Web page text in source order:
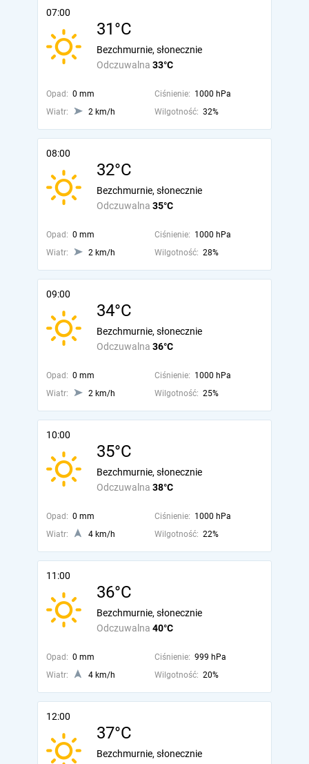
07:00
31°C
Odczuwalna 33°C
Bezchmurnie, słonecznie
Opad: 0 mm Ciśnienie: 1000 hPa
Wiatr:
2 km/h Wilgotność: 32%
08:00
32°C
Odczuwalna 35°C
Bezchmurnie, słonecznie
Opad: 0 mm Ciśnienie: 1000 hPa
Wiatr:
2 km/h Wilgotność: 28%
09:00
34°C
Odczuwalna 36°C
Bezchmurnie, słonecznie
Opad: 0 mm Ciśnienie: 1000 hPa
Wiatr:
2 km/h Wilgotność: 25%
10:00
35°C
Odczuwalna 38°C
Bezchmurnie, słonecznie
Opad: 0 mm Ciśnienie: 1000 hPa
Wiatr:
4 km/h Wilgotność: 22%
11:00
36°C
Odczuwalna 40°C
Bezchmurnie, słonecznie
Opad: 0 mm Ciśnienie: 999 hPa
Wiatr:
4 km/h Wilgotność: 20%
12:00
37°C
Bezchmurnie, słonecznie